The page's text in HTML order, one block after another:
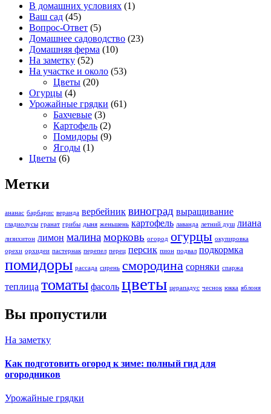
В домашних условиях (1)
Ваш сад (45)
Вопрос-Ответ (5)
Домашнее садоводство (23)
Домашняя ферма (10)
На заметку (52)
На участке и около (53)
Цветы (20)
Огурцы (4)
Урожайные грядки (61)
Бахчевые (3)
Картофель (2)
Помидоры (9)
Ягоды (1)
Цветы (6)
Метки
ананас барбарис веранда вербейник виноград выращивание
гладиолусы гранат грибы дыня женьшень картофель лаванда летний душ лиана
лизихитон лимон малинаморковь огород огурцы окупировка
орехи орхидеи пастернак перепел перец персик пион подвал подкормка
помидоры рассада сирень смородина сорняки спаржа
теплица томаты фасоль цветы церападус чеснок юкка яблоня
Вы пропустили
На заметку
Как подготовить огород к зиме: полный гид для
огородников
Урожайные грядки